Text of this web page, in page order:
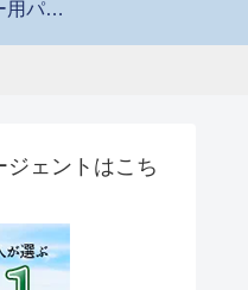
3Dクリエイター用パソコン
ジェントはこち